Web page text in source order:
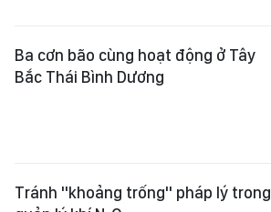
Ba cơn bão cùng hoạt động ở Tây
Bắc Thái Bình Dương
Tránh "khoảng trống" pháp lý trong